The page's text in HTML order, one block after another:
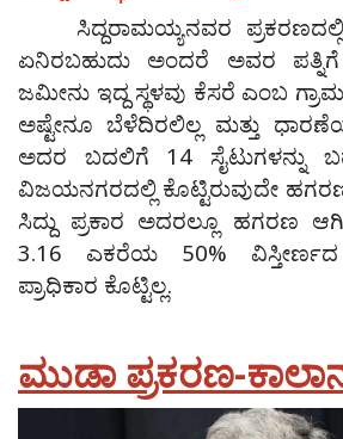
ಸಿದ್ದರಾಮಯ್ಯನವರ
ಏನಿರಬಹುದು ಅಂದರೆ ಅವರ ಪತ್ನಿಗೆ
ಜಮೀನು ಇದ್ದ ಸ್ಥಳವು ಕೆಸರೆ ಎಂಬ
ಅಷ್ಟೇನೂ ಬೆಳೆದಿರಲಿಲ್ಲ ಮತ್ತು
ಅದರ ಬದಲಿಗೆ 14 ಸೈಟುಗಳನ್ನು
ವಿಜಯನಗರದಲ್ಲಿ ಕೊಟ್ಟಿರುವುದೇ
ಸಿದ್ದು ಪ್ರಕಾರ ಅದರಲ್ಲೂ ಹಗರಣ
3.16 ಎಕರೆಯ 50% ವಿಸ್ತೀರ್ಣದ
ಪ್ರಾಧಿಕಾರ ಕೊಟ್ಟಿಲ್ಲ.
ಮುಡಾ ಪ್ರಕರಣ-